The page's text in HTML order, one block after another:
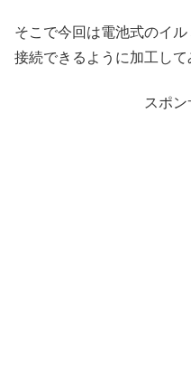
そこで今回は電池式のイ
接続できるように加工して
スポン